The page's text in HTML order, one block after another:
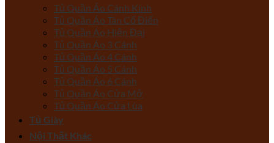
Tủ Quần Áo Cánh Kính
Tủ Quần Áo Tân Cổ Điển
Tủ Quần Áo Hiện Đại
Tủ Quần Áo 3 Cánh
Tủ Quần Áo 4 Cánh
Tủ Quần Áo 5 Cánh
Tủ Quần Áo 6 Cánh
Tủ Quần Áo Cửa Mở
Tủ Quần Áo Cửa Lùa
Tủ Giày
Nội Thất Khác